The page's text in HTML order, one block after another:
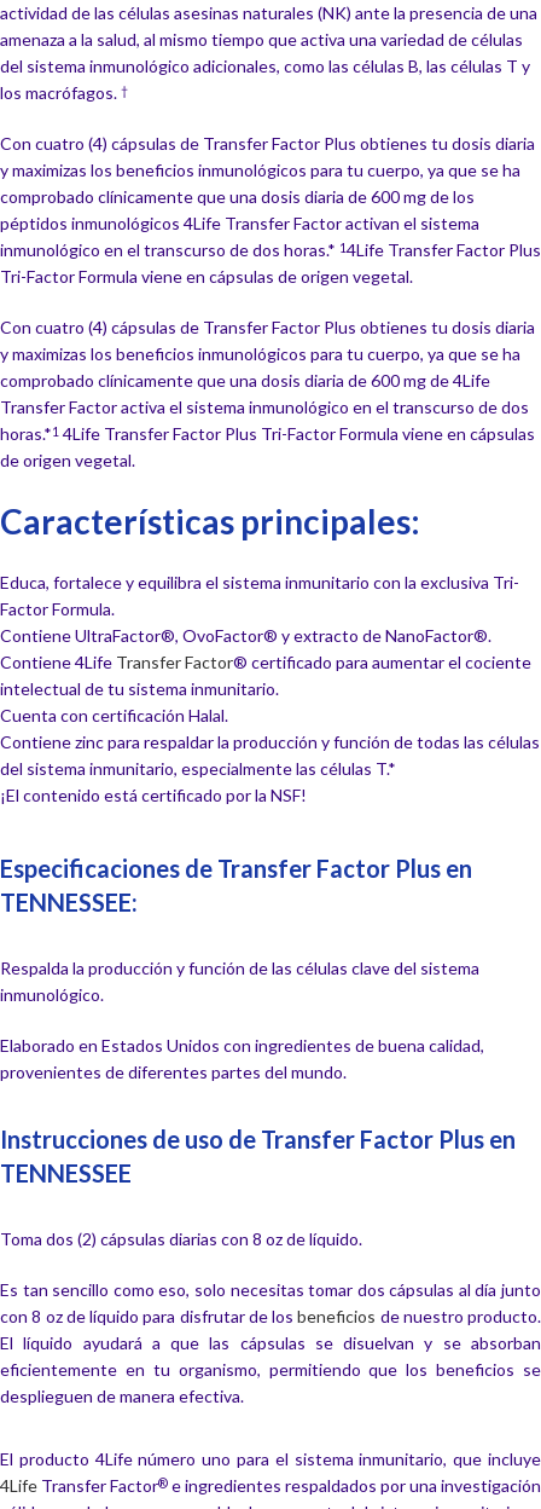
actividad de las células asesinas naturales (NK) ante la presencia de una
amenaza a la salud, al mismo tiempo que activa una variedad de células
del sistema inmunológico adicionales, como las células B, las células T y
los macrófagos. †
Con cuatro (4) cápsulas de Transfer Factor Plus obtienes tu dosis diaria
y maximizas los beneficios inmunológicos para tu cuerpo, ya que se ha
comprobado clínicamente que una dosis diaria de 600 mg de los
péptidos inmunológicos 4Life Transfer Factor activan el sistema
inmunológico en el transcurso de dos horas.* 1 4Life Transfer Factor Plus
Tri-Factor Formula viene en cápsulas de origen vegetal.
Con cuatro (4) cápsulas de Transfer Factor Plus obtienes tu dosis diaria
y maximizas los beneficios inmunológicos para tu cuerpo, ya que se ha
comprobado clínicamente que una dosis diaria de 600 mg de 4Life
Transfer Factor activa el sistema inmunológico en el transcurso de dos
horas.*1 4Life Transfer Factor Plus Tri-Factor Formula viene en cápsulas
de origen vegetal.
Características principales:
Educa, fortalece y equilibra el sistema inmunitario con la exclusiva Tri-
Factor Formula.
Contiene UltraFactor®, OvoFactor® y extracto de NanoFactor®.
Contiene 4Life Transfer Factor® certificado para aumentar el cociente
intelectual de tu sistema inmunitario.
Cuenta con certificación Halal.
Contiene zinc para respaldar la producción y función de todas las células
del sistema inmunitario, especialmente las células T.*
¡El contenido está certificado por la NSF!
Especificaciones de Transfer Factor Plus en
TENNESSEE:
Respalda la producción y función de las células clave del sistema
inmunológico.
Elaborado en Estados Unidos con ingredientes de buena calidad,
provenientes de diferentes partes del mundo.
Instrucciones de uso de Transfer Factor Plus en
TENNESSEE
Toma dos (2) cápsulas diarias con 8 oz de líquido.
Es tan sencillo como eso, solo necesitas tomar dos cápsulas al día junto
con 8 oz de líquido para disfrutar de losbeneficios de nuestro producto.
El líquido ayudará a que las cápsulas se disuelvan y se absorban
eficientemente en tu organismo, permitiendo que los beneficios se
desplieguen de manera efectiva.
El producto 4Life número uno para el sistema inmunitario, que incluye
4Life Transfer Factor® e ingredientes respaldados por una investigación